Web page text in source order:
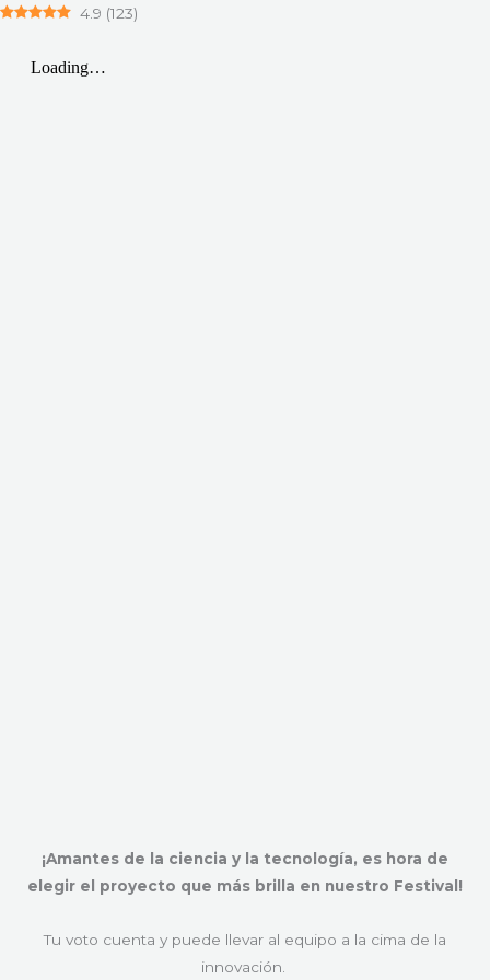
4.9 (123)
¡Amantes de la ciencia y la tecnología, es hora de
elegir el proyecto que más brilla en nuestro Festival!
Tu voto cuenta y puede llevar al equipo a la cima de la
innovación.